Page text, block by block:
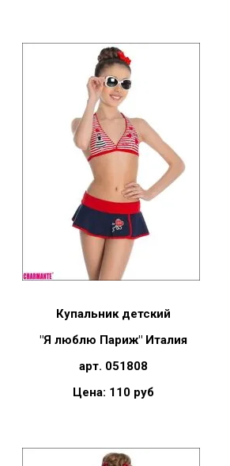
Купальник детский
"Я люблю Париж" Италия
арт. 051808
Цена: 110 руб